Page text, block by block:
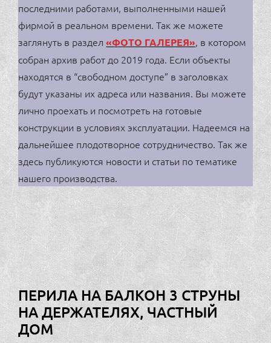
последними работами, выполненными нашей
фирмой в реальном времени. Так же можете
заглянуть в раздел «ФОТО ГАЛЕРЕЯ», в котором
собран архив работ до 2019 года. Если объекты
находятся в “свободном доступе” в заголовках
будут указаны их адреса или названия. Вы можете
лично проехать и посмотреть на готовые
конструкции в условиях эксплуатации. Надеемся на
дальнейшее плодотворное сотрудничество. Так же
здесь публикуются новости и статьи по тематике
нашего производства.
ПЕРИЛА НА БАЛКОН 3 СТРУНЫ
НА ДЕРЖАТЕЛЯХ, ЧАСТНЫЙ
ДОМ